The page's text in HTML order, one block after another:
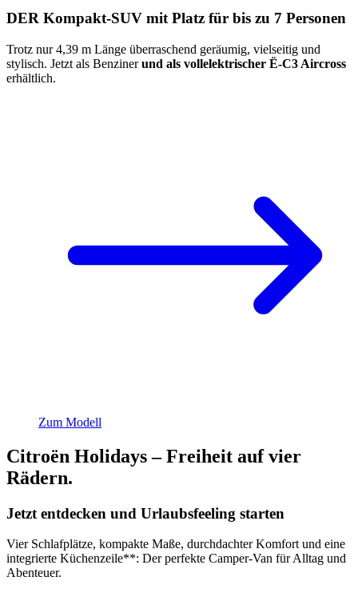
DER Kompakt-SUV mit Platz für bis zu 7 Personen
Trotz nur 4,39 m Länge überraschend geräumig, vielseitig und
stylisch. Jetzt als Benzinerund als vollelektrischer Ë-C3 Aircross
erhältlich.
Zum Modell
Citroën Holidays – Freiheit auf vier
Rädern.
Jetzt entdecken und Urlaubsfeeling starten
Vier Schlafplätze, kompakte Maße, durchdachter Komfort und eine
integrierte Küchenzeile**: Der perfekte Camper-Van für Alltag und
Abenteuer.